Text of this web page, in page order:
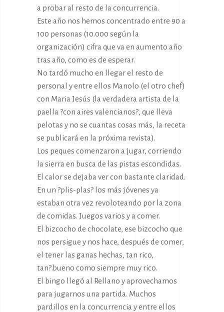
a probar al resto de la concurrencia.
Este año nos hemos concentrado entre 90 a
100 personas (10.000 según la
organización) cifra que va en aumento año
tras año, como es de esperar.
No tardó mucho en llegar el resto de
personal y entre ellos Manolo (el otro chef)
con Maria Jesús (la verdadera artista de la
paella ?con aires valencianos?, que lleva
pelotas y no se cuantas cosas más, la receta
se publicará en la próxima revista).
Los peques comenzaron a jugar, corriendo
la sierra en busca de las pistas escondidas.
El calor se dejaba ver con bastante claridad.
En un ?plis-plas? los más jóvenes ya
estaban otra vez revoloteando por la zona
de comidas. Juegos varios y a comer.
El bizcocho de chocolate, ese bizcocho que
nos persigue y nos hace, después de comer,
el tener las ganas hechas, tan rico,
tan?.bueno como siempre muy rico.
El bingo llegó al Rellano y aprovechamos
para jugarnos una partida. Muchos
pardillos en la concurrencia y entre ellos